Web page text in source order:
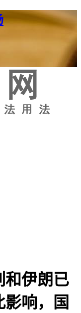
和伊朗已
影响，国